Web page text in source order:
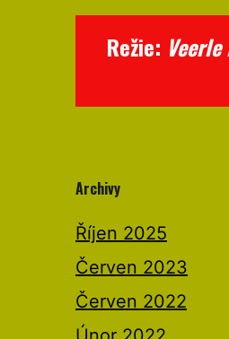
Režie:
Archivy
Říjen 2025
Červen 2023
Červen 2022